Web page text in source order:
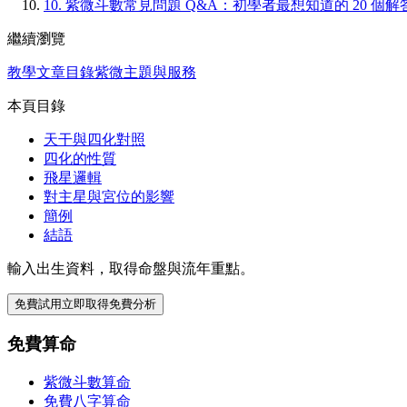
10. 紫微斗數常見問題 Q&A：初學者最想知道的 20 個解
繼續瀏覽
教學文章目錄紫微主題與服務
本頁目錄
天干與四化對照
四化的性質
飛星邏輯
對主星與宮位的影響
簡例
結語
輸入出生資料，取得命盤與流年重點。
免費試用 立即取得免費分析
免費算命
紫微斗數算命
免費八字算命